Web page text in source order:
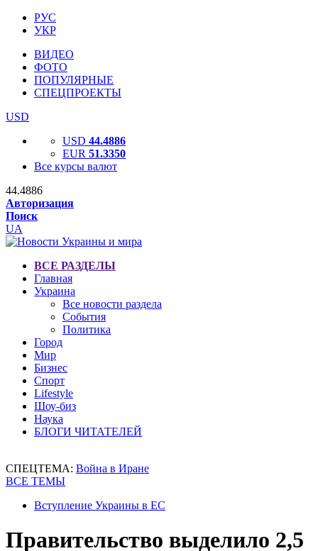
РУС
УКР
ВИДЕО
ФОТО
ПОПУЛЯРНЫЕ
СПЕЦПРОЕКТЫ
USD
USD 44.4886
EUR 51.3350
Все курсы валют
44.4886
Авторизация
Поиск
UA
ВСЕ РАЗДЕЛЫ
Главная
Украина
Все новости раздела
События
Политика
Город
Мир
Бизнес
Спорт
Lifestyle
Шоу-биз
Наука
БЛОГИ ЧИТАТЕЛЕЙ
СПЕЦТЕМА: Война в Иране
ВСЕ ТЕМЫ
Вступление Украины в ЕС
Правительство выделило 2,5